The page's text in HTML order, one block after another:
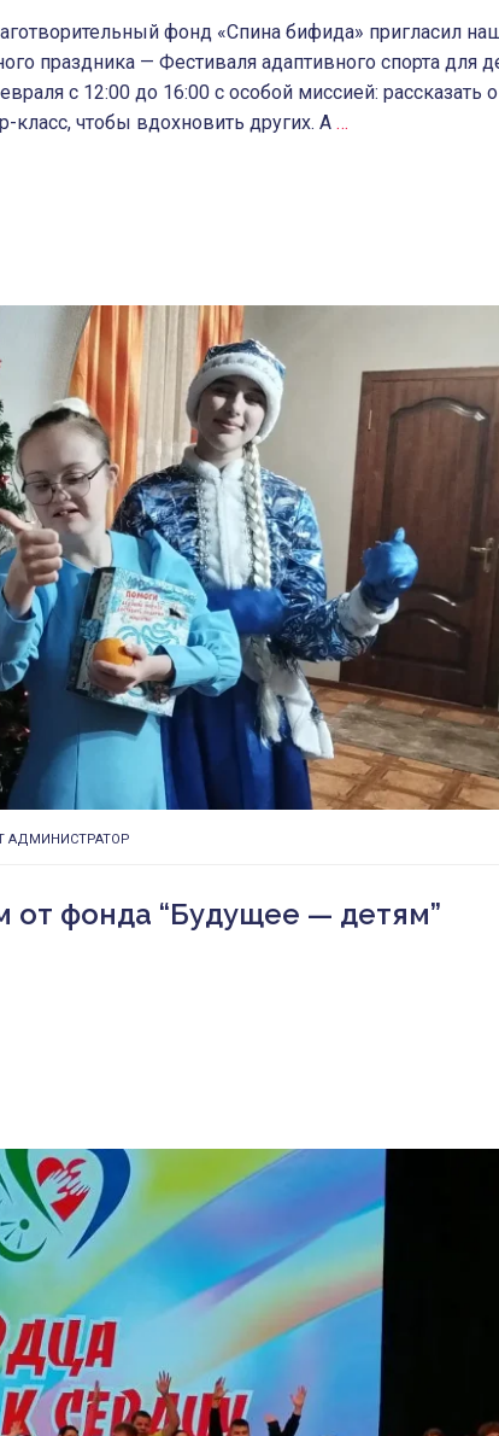
фонд «Спина бифида» пригласил
праздника — Фестиваля адаптивного спорта для
с 12:00 до 16:00 с особой миссией: рассказать о
класс, чтобы вдохновить других. А …
АДМИНИСТРАТОР
от фонда “Будущее — детям”